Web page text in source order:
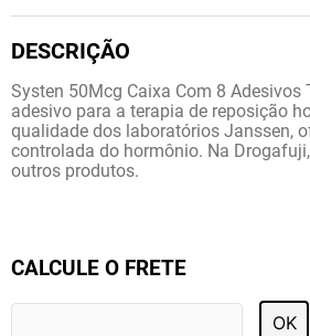
Systen 50Mcg Caixa Com 8 Adesivos
adesivo para a terapia de reposição
qualidade dos laboratórios Janssen,
controlada do hormônio. Na
outros produtos.
CALCULE O FRETE
OK